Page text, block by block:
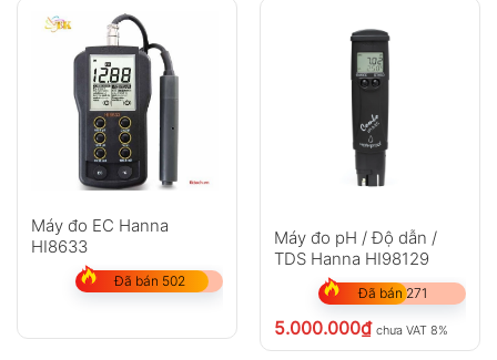
Máy đo EC Hanna
HI8633
Đã bán 502
Máy đo pH / Độ dẫn /
TDS Hanna HI98129
Đã bán 271
5.000.000₫ chưa VAT 8%